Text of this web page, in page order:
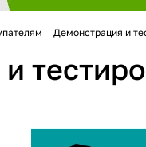
Демонстрация и